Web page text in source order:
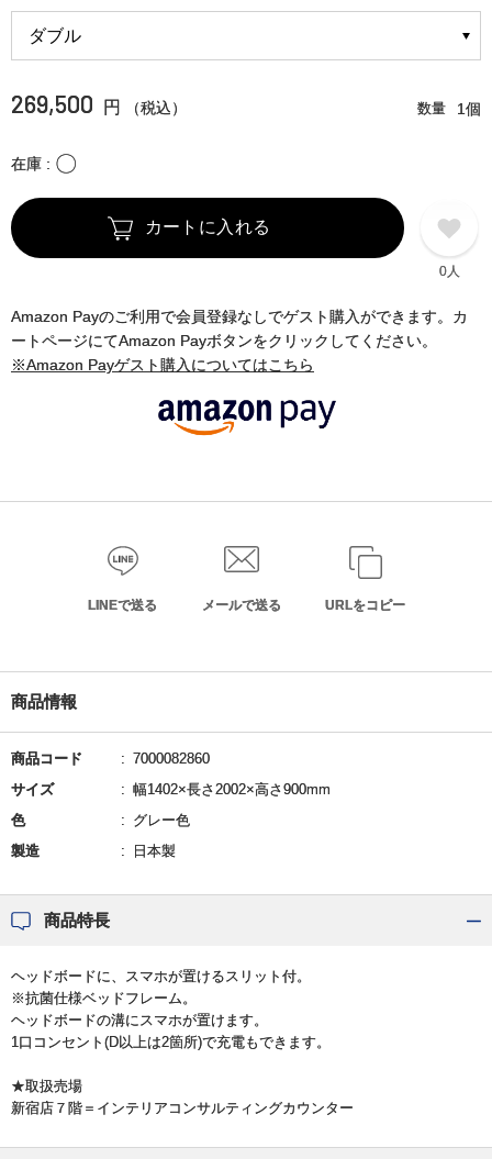
269,500 円 （税込） 数量 1個
在庫 〇
カートに入れる
0人
Amazon Payのご利用で会員登録なしでゲスト購入ができます。カ
ートページにてAmazon Payボタンをクリックしてください。
※Amazon Payゲスト購入についてはこちら
LINEで送る メールで送る URLをコピー
商品情報
商品コード
7000082860
サイズ
幅1402×長さ2002×高さ900mm
色
グレー色
製造
日本製
商品特長
ヘッドボードに、スマホが置けるスリット付。
※抗菌仕様ベッドフレーム。
ヘッドボードの溝にスマホが置けます。
1口コンセント(D以上は2箇所)で充電もできます。
★取扱売場
新宿店７階＝インテリアコンサルティングカウンター